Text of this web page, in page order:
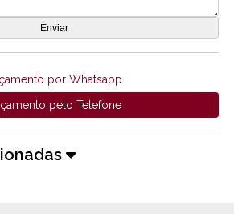
por Whatsapp
pelo Telefone